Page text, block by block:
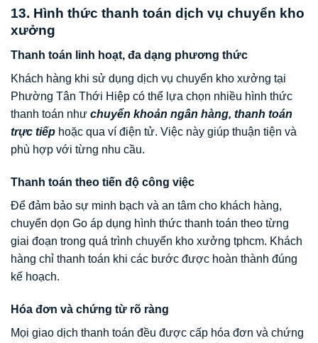
13. Hình thức thanh toán dịch vụ chuyển kho
xưởng
Thanh toán linh hoạt, đa dạng phương thức
Khách hàng khi sử dụng dịch vụ chuyển kho xưởng tại
Phường Tân Thới Hiệp có thể lựa chọn nhiều hình thức
thanh toán như chuyển khoản ngân hàng, thanh toán
trực tiếp hoặc qua ví điện tử. Việc này giúp thuận tiện và
phù hợp với từng nhu cầu.
Thanh toán theo tiến độ công việc
Để đảm bảo sự minh bạch và an tâm cho khách hàng,
chuyển dọn Go áp dụng hình thức thanh toán theo từng
giai đoạn trong quá trình chuyển kho xưởng tphcm. Khách
hàng chỉ thanh toán khi các bước được hoàn thành đúng
kế hoạch.
Hóa đơn và chứng từ rõ ràng
Mọi giao dịch thanh toán đều được cấp hóa đơn và chứng